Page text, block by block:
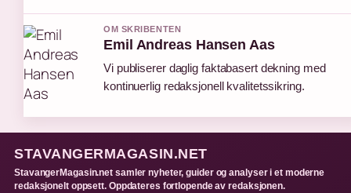
OM SKRIBENTEN
Emil Andreas Hansen Aas
Vi publiserer daglig faktabasert dekning med
kontinuerlig redaksjonell kvalitetssikring.
STAVANGERMAGASIN.NET
StavangerMagasin.net samler nyheter, guider og analyser i et moderne
redaksjonelt oppsett. Oppdateres fortlopende av redaksjonen.